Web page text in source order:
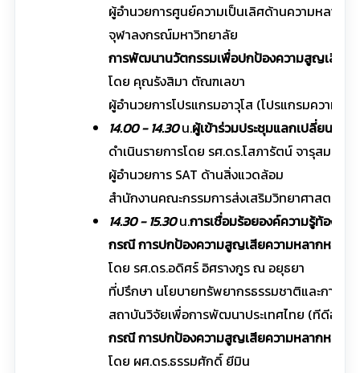
ผู้อำนวยการศูนย์ความเป็นเลิศด้านความหลากห
จุฬาลงกรณ์มหาวิทยาลัย
การพัฒนานวัตกรรมเพื่อปกป้องความสูญเสียคว
โดย คุณรังสิมา ตัณฑเลขา
ผู้อำนวยการโปรแกรมอาวุโส (โปรแกรมความ
14.00 - 14.30น.ผู้เข้าร่วมประชุมแลกเปลี่ยนควา
ดำเนินรายการโดย รศ.ดร.โสภารัตน์ จารุสมบัติ
ผู้อำนวยการ SAT ด้านสิ่งแวดล้อม
สำนักงานคณะกรรมการส่งเสริมวิทยาศาสตร์ วิ
14.30 - 15.30น.การเชื่อมร้อยองค์ความรู้ท้องถิ่น
กรณี การปกป้องความสูญเสียความหลากหลาย
โดย รศ.ดร.อดิศร์ อิศรางกูร ณ อยุธยา
ที่ปรึกษา นโยบายทรัพยากรธรรมชาติและการลด
สถาบันวิจัยเพื่อการพัฒนาประเทศไทย (ทีดีอาร์ไ
กรณี การปกป้องความสูญเสียความหลากหลายท
โดย ผศ.ดร.ธรรมศักดิ์ ยีมิน